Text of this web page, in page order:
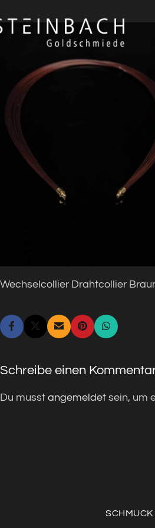
Wechselcollier Drahtcollier
Schreibe einen
Du musst angemeldet sein, um
SCHMUCK